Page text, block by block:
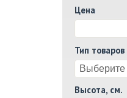
Цена
Тип товаров
Высота, см.